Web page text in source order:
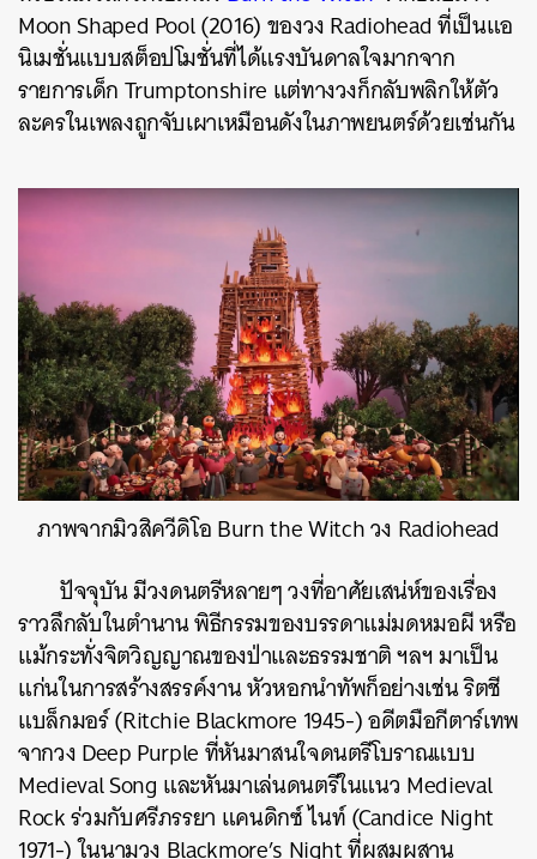
Moon Shaped Pool (2016) ของวง Radiohead ที่เป็นแอ
นิเมชั่นแบบสต็อปโมชั่นที่ได้แรงบันดาลใจมากจาก
รายการเด็ก Trumptonshire แต่ทางวงก็กลับพลิกให้ตัว
ละครในเพลงถูกจับเผาเหมือนดังในภาพยนตร์ด้วยเช่นกัน
ภาพจากมิวสิควีดิโอ Burn the Witch วง Radiohead
ปัจจุบัน มีวงดนตรีหลายๆ วงที่อาศัยเสน่ห์ของเรื่อง
ราวลึกลับในตำนาน พิธีกรรมของบรรดาแม่มดหมอผี หรือ
แม้กระทั่งจิตวิญญาณของป่าและธรรมชาติ ฯลฯ มาเป็น
แก่นในการสร้างสรรค์งาน หัวหอกนำทัพก็อย่างเช่น ริตชี
แบล็กมอร์ (Ritchie Blackmore 1945-) อดีตมือกีตาร์เทพ
จากวง Deep Purple ที่หันมาสนใจดนตรีโบราณแบบ
Medieval Song และหันมาเล่นดนตรีในแนว Medieval
Rock ร่วมกับศรีภรรยา แคนดิกซ์ ไนท์ (Candice Night
1971-) ในนามวง Blackmore’s Night ที่ผสมผสาน